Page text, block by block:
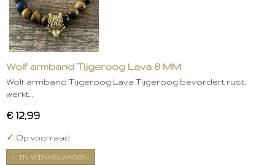
Wolf armband Tijgeroog Lava 8 MM
Wolf armband Tijgeroog Lava Tijgeroog bevordert rust,
werkt…
€ 12,99
✓ Op voorraad
IN WINKELWAGEN